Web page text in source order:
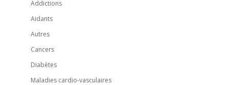
Addictions
Aidants
Autres
Cancers
Diabètes
Maladies cardio-vasculaires